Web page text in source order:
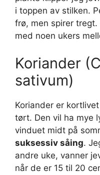
i toppen av stilken.
frø, men spirer
med noen ukers
Koriander
sativum)
Koriander er
tørt. Den vil ha mye
vinduet midt på
suksessiv såing.
andre uke, vanner
når de er 15 til 20